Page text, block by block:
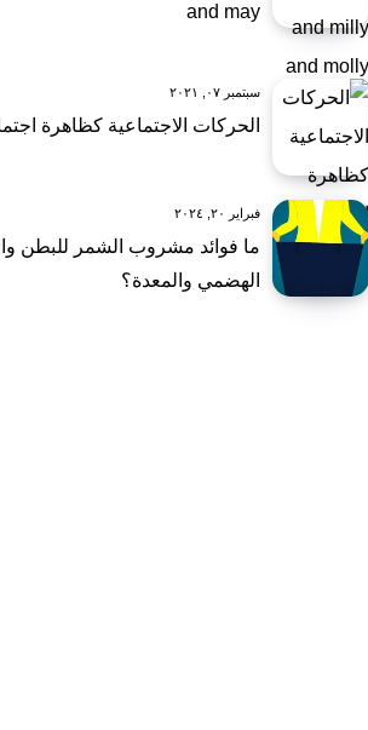
and may
سبتمبر ٠٧, ٢٠٢١
الحركات الاجتماعية كظاهرة
فبراير ٢٠, ٢٠٢٤
ما فوائد مشروب الشمر للبطن
الهضمي والمعدة؟